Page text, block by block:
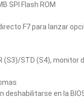
SPI Flash ROM
F7 para lanzar
(S3)/STD (S4), monitor
deshabilitarse en la